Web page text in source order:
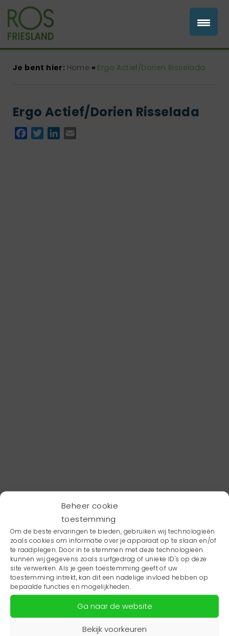
Beheer cookie
toestemming
Om de beste ervaringen te bieden, gebruiken wij technologieën
zoals cookies om informatie over je apparaat op te slaan en/of
te raadplegen. Door in te stemmen met deze technologieën
kunnen wij gegevens zoals surfgedrag of unieke ID's op deze
site verwerken. Als je geen toestemming geeft of uw
toestemming intrekt, kan dit een nadelige invloed hebben op
bepaalde functies en mogelijkheden.
Ga naar de website
Bekijk voorkeuren
Je bent hier: Home » Ergo Actief/Dorien Risselada
Ergo Actief/Dorien Risselada
Facebook
TwitterLinkedIn
Wil je niets missen?
Wil je op de hoogte blijven van het laatste
zorgnieuws in jouw regio? Schrijf je dan in voor
onze nieuwsbrief.